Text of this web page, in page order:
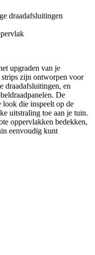
draadafsluitingen
upgraden van je
zijn ontworpen voor
draadafsluitingen, en
De
look die inspeelt op de
uitstraling toe aan je tuin.
oppervlakken bedekken,
eenvoudig kunt